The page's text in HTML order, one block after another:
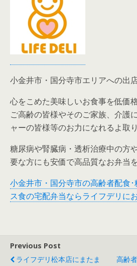
小金井市・国分寺市エリアへの出
心をこめた美味しいお食事を低価
ご高齢の皆様やそのご家族、介護
ャーの皆様等のお力になれるよ取
糖尿病や腎臓病・透析治療中の方
要な方にも安価で高品質なお弁当
小金井市・国分寺市の高齢者配食
ス食の宅配弁当ならライフデリに
Previous Post
ライフデリ松本店にまたま
高齢